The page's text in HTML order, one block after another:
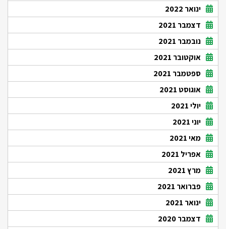
ינואר 2022
דצמבר 2021
נובמבר 2021
אוקטובר 2021
ספטמבר 2021
אוגוסט 2021
יולי 2021
יוני 2021
מאי 2021
אפריל 2021
מרץ 2021
פברואר 2021
ינואר 2021
דצמבר 2020